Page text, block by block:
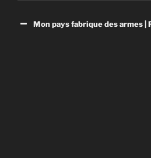
Papa vend des armes : Les
Mon pays fabrique des armes |